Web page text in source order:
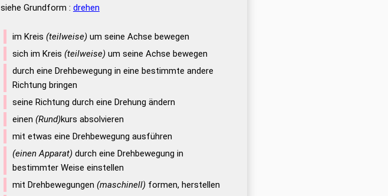
siehe Grundform : drehen
im Kreis (teilweise) um seine Achse bewegen
sich im Kreis (teilweise) um seine Achse bewegen
durch eine Drehbewegung in eine bestimmte andere
Richtung bringen
seine Richtung durch eine Drehung ändern
einen (Rund)kurs absolvieren
mit etwas eine Drehbewegung ausführen
(einen Apparat) durch eine Drehbewegung in
bestimmter Weise einstellen
mit Drehbewegungen (maschinell) formen, herstellen